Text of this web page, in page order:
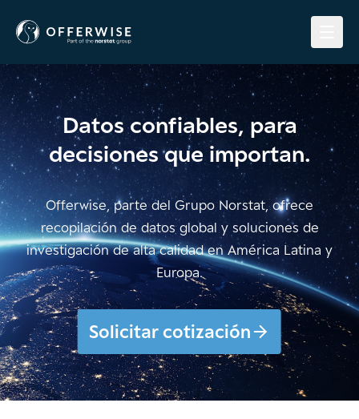
Datos confiables, para
decisiones que importan.
Offerwise, parte del Grupo Norstat, ofrece
recopilación de datos global y soluciones de
investigación de alta calidad en América Latina y
Europa.
Solicitar cotización